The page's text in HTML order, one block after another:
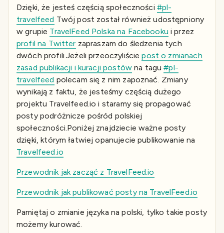
Dzięki, że jesteś częścią społeczności #pl-
travelfeed Twój post został również udostępniony
w grupie TravelFeed Polska na Facebooku i przez
profil na Twitter zapraszam do śledzenia tych
dwóch profili.Jeżeli przeoczyliściepost o zmianach
zasad publikacji i kuracji postówna tagu#pl-
travelfeed polecam się z nim zapoznać. Zmiany
wynikają z faktu, że jesteśmy częścią dużego
projektu Travelfeed.io i staramy się propagować
posty podróżnicze pośród polskiej
społeczności.Poniżej znajdziecie ważne posty
dzięki, którym łatwiej opanujecie publikowanie na
Travelfeed.io
Przewodnik jak zacząć z TravelFeed.io
Przewodnik jak publikować posty na TravelFeed.io
Pamiętaj o zmianie języka na polski, tylko takie posty
możemy kurować.